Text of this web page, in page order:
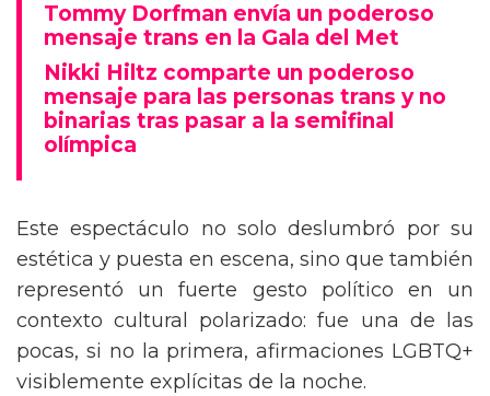
Tommy Dorfman envía un poderoso
mensaje trans en la Gala del Met
Nikki Hiltz comparte un poderoso
mensaje para las personas trans y no
binarias tras pasar a la semifinal
olímpica
Este espectáculo no solo deslumbró por su
estética y puesta en escena, sino que también
representó un fuerte gesto político en un
contexto cultural polarizado: fue una de las
pocas, si no la primera, afirmaciones LGBTQ+
visiblemente explícitas de la noche.